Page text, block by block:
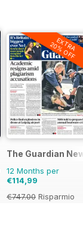
EXTRA
20% OFF
The Guardian
12 Months per
€114,99
€747.00 Risparmio